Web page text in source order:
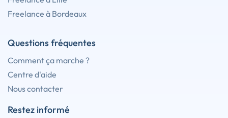
Freelance à Bordeaux
Questions fréquentes
Comment ça marche ?
Centre d'aide
Nous contacter
Restez informé